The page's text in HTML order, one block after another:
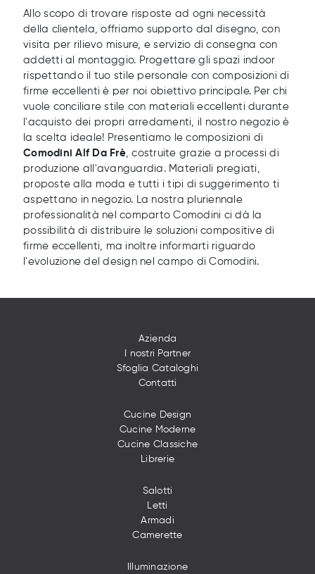
Allo scopo di trovare risposte ad ogni necessità
della clientela, offriamo supporto dal disegno, con
visita per rilievo misure, e servizio di consegna con
addetti al montaggio. Progettare gli spazi indoor
rispettando il tuo stile personale con composizioni di
firme eccellenti è per noi obiettivo principale. Per chi
vuole conciliare stile con materiali eccellenti durante
l'acquisto dei propri arredamenti, il nostro negozio è
la scelta ideale! Presentiamo le composizioni di
Comodini
Alf Da Frè, costruite grazie a processi di
produzione all'avanguardia. Materiali pregiati,
proposte alla moda e tutti i tipi di suggerimento ti
aspettano in negozio. La nostra pluriennale
professionalità nel comparto Comodini ci dà la
possibilità di distribuire le soluzioni compositive di
firme eccellenti, ma inoltre informarti riguardo
l'evoluzione del design nel campo di Comodini.
Azienda
I nostri Partner
Sfoglia Cataloghi
Contatti
Cucine Design
Cucine Moderne
Cucine Classiche
Librerie
Salotti
Letti
Armadi
Camerette
Illuminazione